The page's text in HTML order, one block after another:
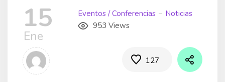
15
Ene
Eventos / Conferencias
Noticias
953 Views
127